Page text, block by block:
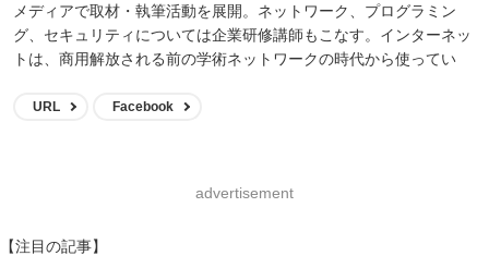
メディアで取材・執筆活動を展開。ネットワーク、プログラミン
グ、セキュリティについては企業研修講師もこなす。インターネッ
トは、商用解放される前の学術ネットワークの時代から使ってい
URL Facebook
advertisement
【注目の記事】